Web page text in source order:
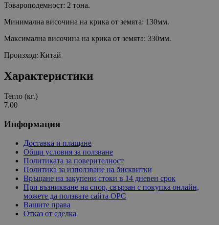
Товароподемност: 2 тона.
Минимална височина на крика от земята: 130мм.
Максимална височина на крика от земята: 330мм.
Произход: Китай
Характеристики
Тегло (кг.)
7.00
Информация
Доставка и плащане
Общи условия за ползване
Политиката за поверителност
Политика за използване на бисквитки
Връщане на закупени стоки в 14 дневен срок
При възникване на спор, свързан с покупка онлайн,
можете да ползвате сайта ОРС
Вашите права
Отказ от сделка